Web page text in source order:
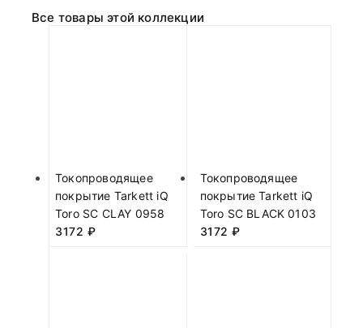
Все товары этой коллекции
Токопроводящее
покрытие Tarkett iQ
Toro SC CLAY 0958
3172 ₽
Токопроводящее
покрытие Tarkett iQ
Toro SC BLACK 0103
3172 ₽